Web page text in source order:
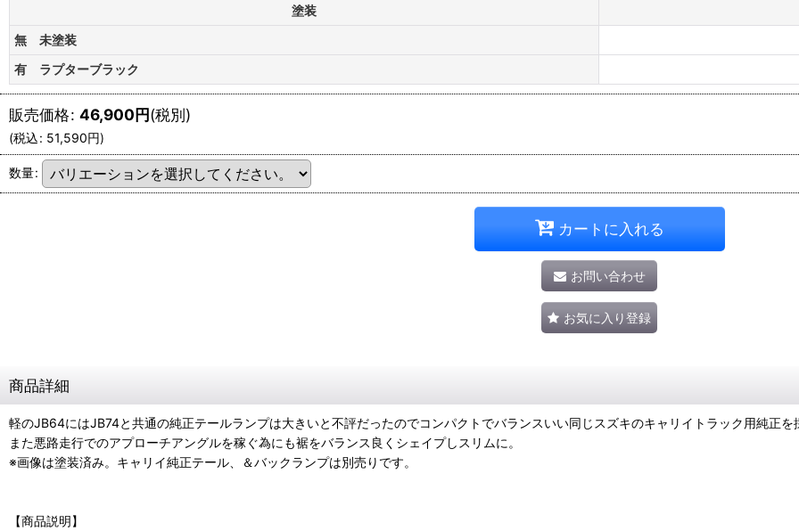
塗装
無 未塗装
有 ラプターブラック
販売価格: 46,900円(税別)
(税込: 51,590円)
数量:
カートに入れる
お問い合わせ
お気に入り登録
商品詳細
軽のJB64にはJB74と共通の純正テールランプは大きいと不評だったのでコンパクトでバランスいい同じスズキのキャリイトラック用純正を
また悪路走行でのアプローチアングルを稼ぐ為にも裾をバランス良くシェイプしスリムに。
※画像は塗装済み。キャリイ純正テール、＆バックランプは別売りです。
【商品説明】